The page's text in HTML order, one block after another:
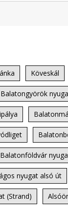
Köveskál
Balatongyörök
Balatonföldvár
nyugat alsó út
(Strand)